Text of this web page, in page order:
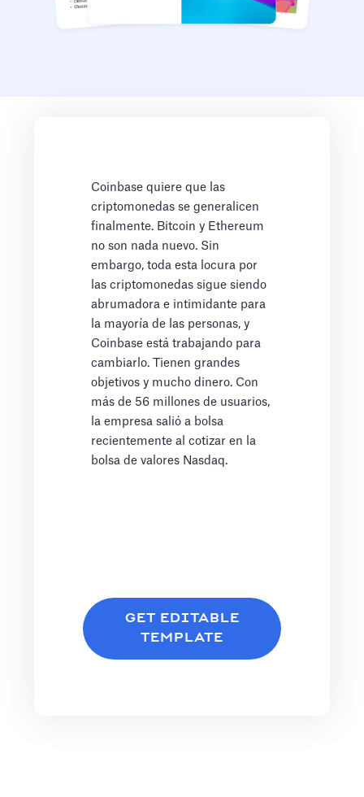
Coinbase quiere que las
criptomonedas se generalicen
finalmente. Bitcoin y Ethereum
no son nada nuevo. Sin
embargo, toda esta locura por
las criptomonedas sigue siendo
abrumadora e intimidante para
la mayoría de las personas, y
Coinbase está trabajando para
cambiarlo. Tienen grandes
objetivos y mucho dinero. Con
más de 56 millones de usuarios,
la empresa salió a bolsa
recientemente al cotizar en la
bolsa de valores Nasdaq.
GET EDITABLE
TEMPLATE